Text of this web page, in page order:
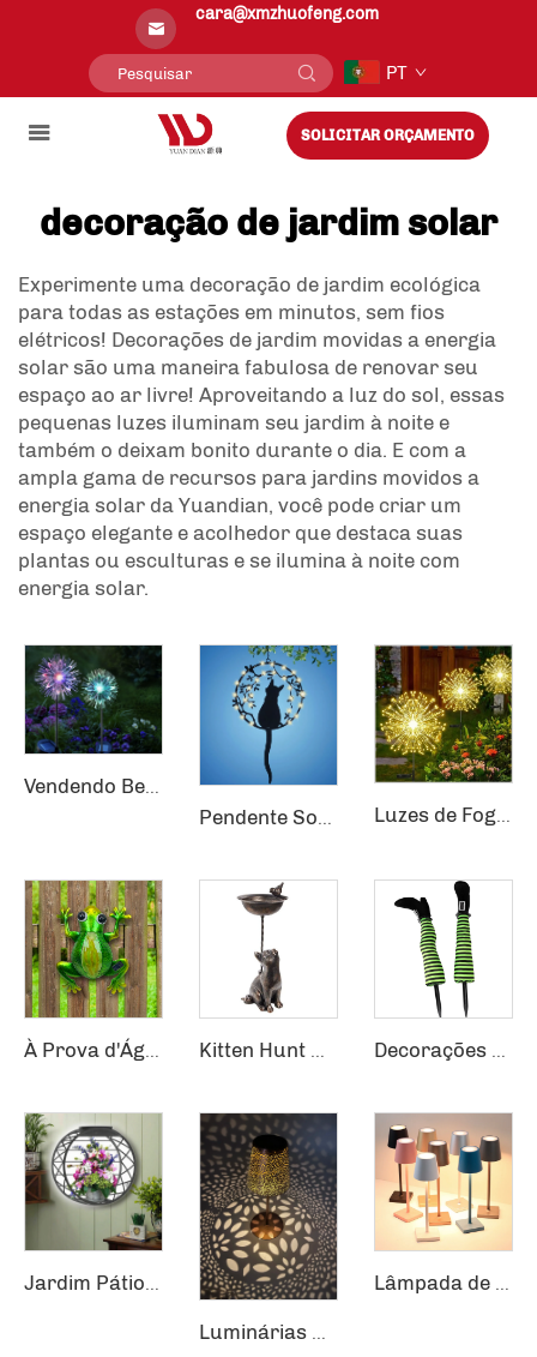
cara@xmzhuofeng.com
PT
SOLICITAR ORÇAMENTO
decoração de jardim solar
Experimente uma decoração de jardim ecológica
para todas as estações em minutos, sem fios
elétricos! Decorações de jardim movidas a energia
solar são uma maneira fabulosa de renovar seu
espaço ao ar livre! Aproveitando a luz do sol, essas
pequenas luzes iluminam seu jardim à noite e
também o deixam bonito durante o dia. E com a
ampla gama de recursos para jardins movidos a
energia solar da Yuandian, você pode criar um
espaço elegante e acolhedor que destaca suas
plantas ou esculturas e se ilumina à noite com
energia solar.
Pendente Solar de LED para Jardim em Forma de Gato, Decoração para Jardim
Luzes de Fogos de Artifício Impermeáveis para Uso Externo Luzes de Dente-de-Leão Piscando Cordão de Luzes de Fadas com 120 LEDs Luminárias Solares para Gramado
À Prova d'Água Pátio Externo Jardim Cerca LED Metal Vidro Sapo Pendente Decoração Luminárias de Parede Solar Kitten Hunt Alumínio Jardim Pia para Pássaros Resina Curiosa Figurinha de Gato Pia para Pássaros Alimentador Decoração de Jardim Decorações de Halloween com Pernas de Bruxa de Cabeça para Baixo e Estaca para Solo
Jardim Pátio Circular LED Solar Pendente Luminária de Parede Plantação Luminária de Parede Externa Lâmpada de Toque Dimmável Recarregável para Pequena Mesa de Cabeceira ou Iluminação Noturna